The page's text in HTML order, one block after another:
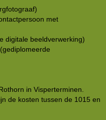
met
digitale beeldverwerking)
in Visperterminen.
de kosten tussen de 1015 en